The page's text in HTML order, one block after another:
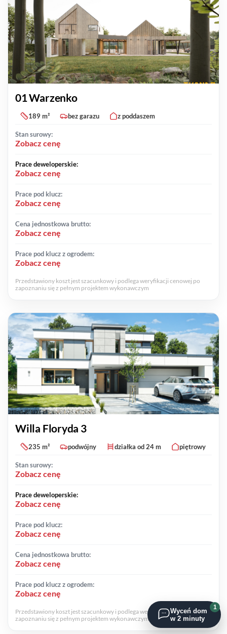
01 Warzenko
189 m² bez garazu z poddaszem
Stan surowy:
Zobacz cenę
Prace deweloperskie:
Zobacz cenę
Prace pod klucz:
Zobacz cenę
Cena jednostkowa brutto:
Zobacz cenę
Prace pod klucz z ogrodem:
Zobacz cenę
Przedstawiony koszt jest szacunkowy i podlega weryfikacji cenowej po
zapoznaniu się z pełnym projektem wykonawczym
Willa Floryda 3
235 m² podwójny działka od 24 m piętrowy
Stan surowy:
Zobacz cenę
Prace deweloperskie:
Zobacz cenę
Prace pod klucz:
Zobacz cenę
Cena jednostkowa brutto:
Zobacz cenę
Prace pod klucz z ogrodem:
Zobacz cenę
Przedstawiony koszt jest szacunkowy i podlega weryfikacji cenowej po
zapoznaniu się z pełnym projektem wykonawczym
1
Wyceń dom
w 2 minuty